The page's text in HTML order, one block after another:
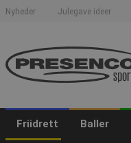
Nyheder Julegave ideer
Friidrett Baller